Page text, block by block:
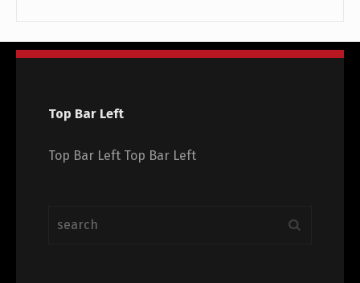
Top Bar Left
Top Bar Left Top Bar Left